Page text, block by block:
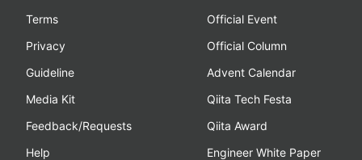
Terms
Privacy
Guideline
Media Kit
Feedback/Requests
Help
Official Event
Official Column
Advent Calendar
Qiita Tech Festa
Qiita Award
Engineer White Paper